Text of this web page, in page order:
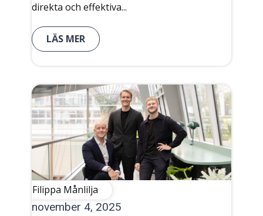
direkta och effektiva...
LÄS MER
Filippa Månlilja
november 4, 2025